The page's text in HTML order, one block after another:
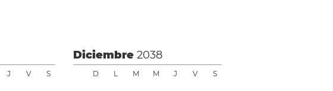
J V S
Diciembre2038
D L M M J V S